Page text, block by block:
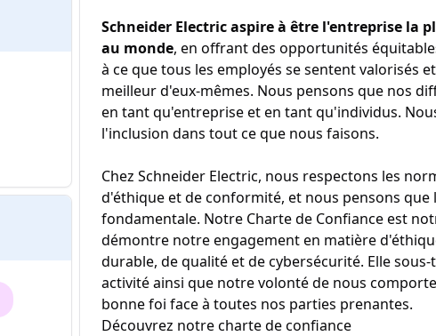
Schneider Electric aspire à être l'entreprise la
au monde, en offrant des opportunités
à ce que tous les employés se sentent valorisés
meilleur d'eux-mêmes. Nous pensons que nos
en tant qu'entreprise et en tant qu'individus.
l'inclusion dans tout ce que nous faisons.
Chez Schneider Electric, nous respectons les
d'éthique et de conformité, et nous pensons que
fondamentale. Notre Charte de Confiance est
démontre notre engagement en matière
durable, de qualité et de cybersécurité. Elle
activité ainsi que notre volonté de nous
bonne foi face à toutes nos parties prenantes.
Découvrez notre charte de confiance